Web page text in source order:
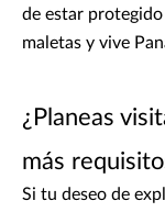
de estar
maletas y vive
¿Planeas
más
Si tu deseo de